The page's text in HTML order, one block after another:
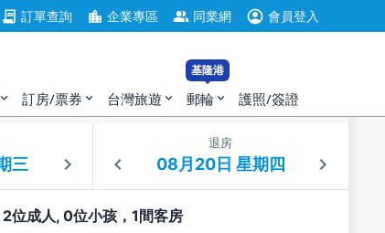
contract 訂單查詢 location_city 企業專區 group 同業網 account_circle 會員登入
expand_more 訂房/票券 expand_more 台灣旅遊 expand_more
基隆港
郵輪 expand_more 護照/簽證
退房
2位成人, 0位小孩，1間客房